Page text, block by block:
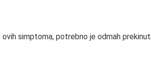
simptoma, potrebno je odmah